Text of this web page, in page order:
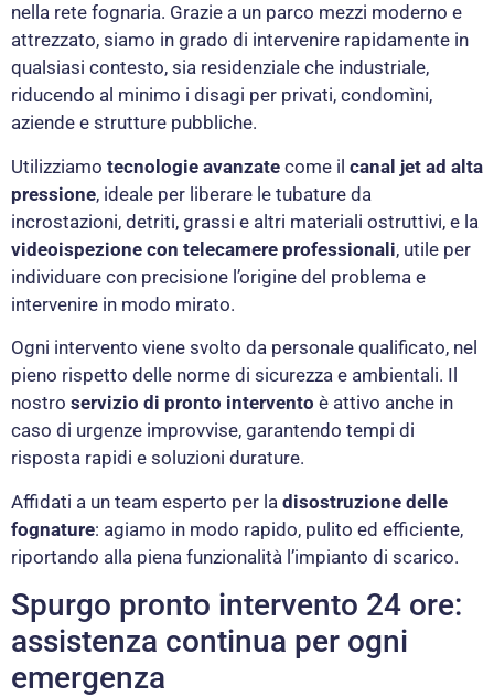
nella rete fognaria. Grazie a un parco mezzi moderno e
attrezzato, siamo in grado di intervenire rapidamente in
qualsiasi contesto, sia residenziale che industriale,
riducendo al minimo i disagi per privati, condomìni,
aziende e strutture pubbliche.
Utilizziamo tecnologie avanzate come il canal jet ad alta
pressione, ideale per liberare le tubature da
incrostazioni, detriti, grassi e altri materiali ostruttivi, e la
videoispezione con telecamere professionali, utile per
individuare con precisione l’origine del problema e
intervenire in modo mirato.
Ogni intervento viene svolto da personale qualificato, nel
pieno rispetto delle norme di sicurezza e ambientali. Il
nostro servizio di pronto intervento è attivo anche in
caso di urgenze improvvise, garantendo tempi di
risposta rapidi e soluzioni durature.
Affidati a un team esperto per la disostruzione delle
fognature: agiamo in modo rapido, pulito ed efficiente,
riportando alla piena funzionalità l’impianto di scarico.
Spurgo pronto intervento 24 ore:
assistenza continua per ogni
emergenza